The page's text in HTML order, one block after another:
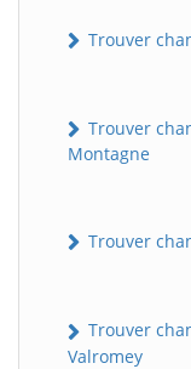
Trouver
Trouver
Montagne
Trouver
Trouver
Valromey